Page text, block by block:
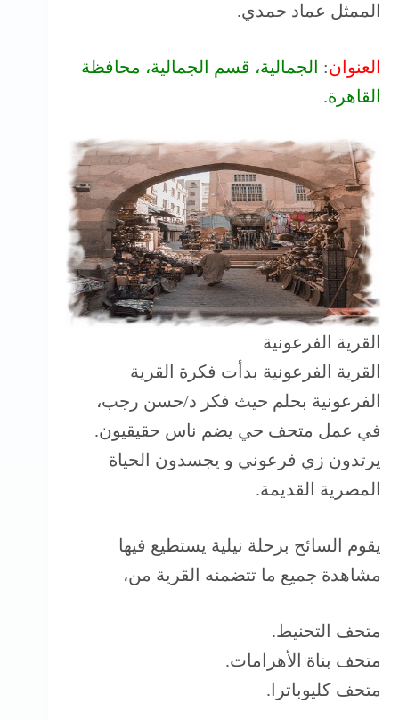
الممثل عماد حمدي.
العنوان: الجمالية، قسم الجمالية، محافظة
القاهرة‬.
القرية الفرعونية
القرية الفرعونية بدأت فكرة القرية
الفرعونية بحلم حيث فكر د/حسن رجب،
في عمل متحف حي يضم ناس حقيقيون.
يرتدون زي فرعوني و يجسدون الحياة
المصرية القديمة.
يقوم السائح برحلة نيلية يستطيع فيها
مشاهدة جميع ما تتضمنه القرية من،
متحف التحنيط.
متحف بناة الأهرامات.
متحف كليوباترا.